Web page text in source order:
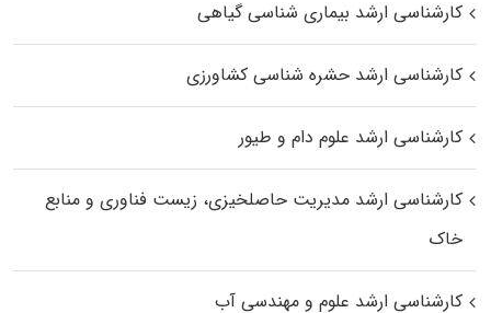
کارشناسی ارشد بیماری‌ شناسی گیاهی
کارشناسی ارشد حشره‌ شناسی کشاورزی
کارشناسی ارشد علوم دام و طیور
کارشناسی ارشد مدیریت حاصلخیزی، زیست فناوری و منابع
خاک
کارشناسی ارشد علوم و مهندسی آب